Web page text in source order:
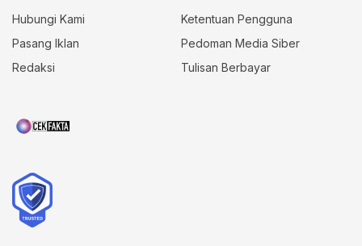
Hubungi Kami
Ketentuan Pengguna
Pasang Iklan
Pedoman Media Siber
Redaksi
Tulisan Berbayar